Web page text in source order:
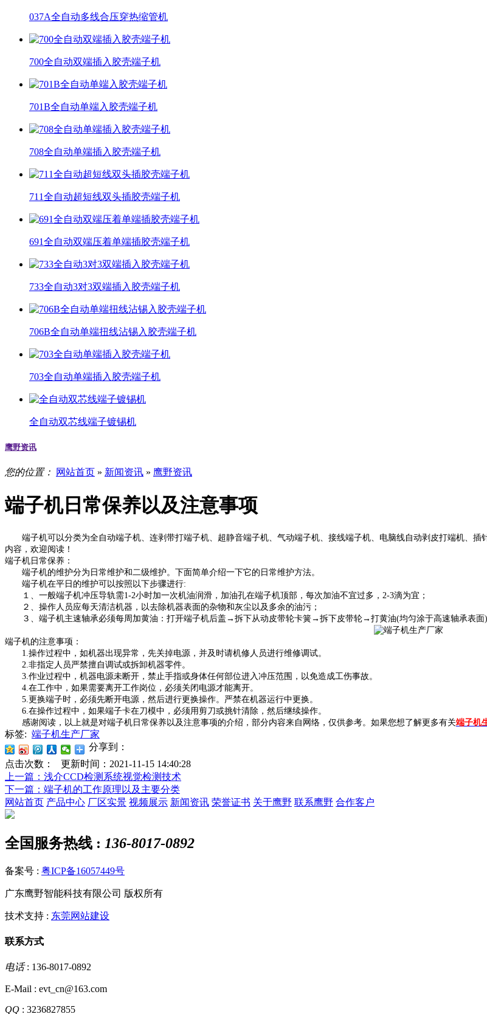
037A全自动多线合压穿热缩管机
700全自动双端插入胶壳端子机
701B全自动单端入胶壳端子机
708全自动单端插入胶壳端子机
711全自动超短线双头插胶壳端子机
691全自动双端压着单端插胶壳端子机
733全自动3对3双端插入胶壳端子机
706B全自动单端扭线沾锡入胶壳端子机
703全自动单端插入胶壳端子机
全自动双芯线端子镀锡机
鹰野资讯
您的位置： 网站首页 » 新闻资讯 » 鹰野资讯
端子机日常保养以及注意事项
端子机可以分类为全自动端子机、连剥带打端子机、超静音端子机、气动端子机、接线端子机、电脑线自动剥皮打端机、插
内容，欢迎阅读！
端子机日常保养：
端子机的维护分为日常维护和二级维护。下面简单介绍一下它的日常维护方法。
端子机在平日的维护可以按照以下步骤进行:
１、一般端子机冲压导轨需1-2小时加一次机油润滑，加油孔在端子机顶部，每次加油不宜过多，2-3滴为宜；
２、操作人员应每天清洁机器，以去除机器表面的杂物和灰尘以及多余的油污；
３、端子机主速轴承必须每周加黄油：打开端子机后盖→拆下从动皮带轮卡簧→拆下皮带轮→打黄油(均匀涂于高速轴承表面
端子机的注意事项：
1.操作过程中，如机器出现异常，先关掉电源，并及时请机修人员进行维修调试。
2.非指定人员严禁擅自调试或拆卸机器零件。
3.作业过程中，机器电源未断开，禁止手指或身体任何部位进入冲压范围，以免造成工伤事故。
4.在工作中，如果需要离开工作岗位，必须关闭电源才能离开。
5.更换端子时，必须先断开电源，然后进行更换操作。严禁在机器运行中更换。
6.在操作过程中，如果端子卡在刀模中，必须用剪刀或挑针清除，然后继续操作。
感谢阅读，以上就是对端子机日常保养以及注意事项的介绍，部分内容来自网络，仅供参考。如果您想了解更多有关端子机
标签: 端子机生产厂家
分享到：
点击次数：
更新时间：2021-11-15 14:40:28
上一篇 ：浅介CCD检测系统视觉检测技术
下一篇 ：端子机的工作原理以及主要分类
网站首页 产品中心 厂区实景 视频展示 新闻资讯 荣誉证书 关于鹰野 联系鹰野 合作客户
全国服务热线 : 136-8017-0892
备案号 : 粤ICP备16057449号
广东鹰野智能科技有限公司 版权所有
技术支持 : 东莞网站建设
联系方式
电话: 136-8017-0892
E-Mail : evt_cn@163.com
QQ : 3236827855